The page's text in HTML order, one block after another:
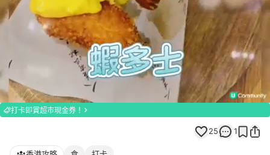
100.00%
Unmute
打卡即賞超市現金券！
25 1